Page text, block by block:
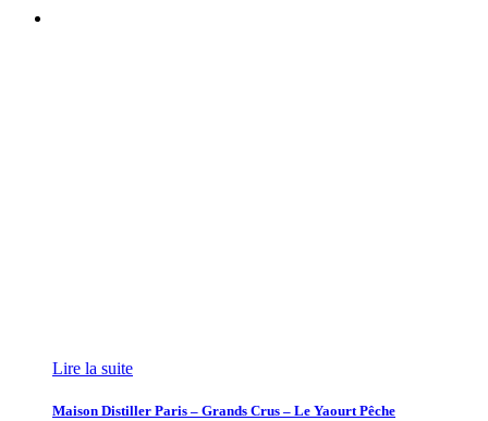
Lire la suite
Maison Distiller Paris – Grands Crus – Le Yaourt Pêche